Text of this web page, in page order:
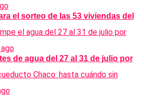
el sorteo de las 53 viviendas del
de agua del 27 al 31 de julio por